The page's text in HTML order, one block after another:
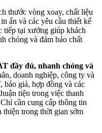
thước vòng xoay, chất liệu
ấn và các yêu cầu thiết kế
tiếp tại xưởng giúp khách
chóng và đảm bảo chất
đầy đủ, nhanh chóng và
doanh nghiệp, công ty và
báo giá, hợp đồng và các
tiện trong việc thanh
cần cung cấp thông tin
thiện trong thời gian sớm